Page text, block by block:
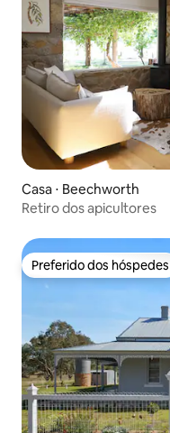
Casa ⋅ Beechworth
Retiro dos apicultores
Preferido dos hóspedes
Preferido dos hóspedes